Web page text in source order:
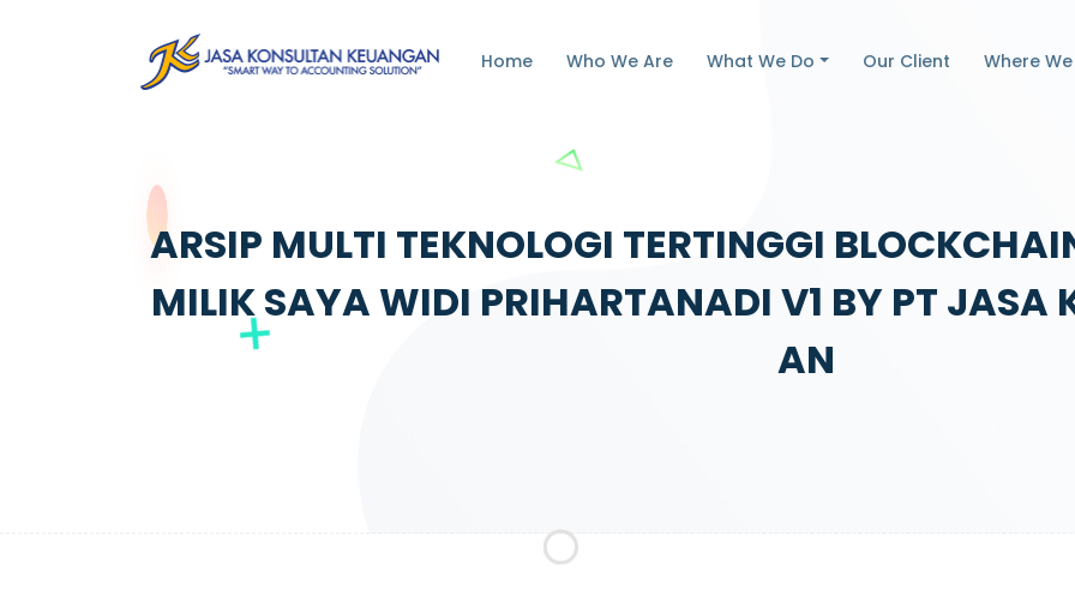
Home Who We Are What We Do Our Client Where
ARSIP MULTI TEKNOLOGI TERTINGGI
MILIK SAYA WIDI PRIHARTANADI V1 BY PT JASA
AN